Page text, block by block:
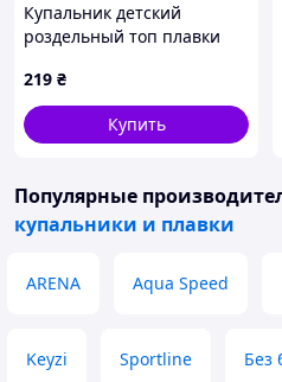
Купальник детский
роздельный топ плавки
года розовый (KD-GRros2)
219 ₴
Купить
Популярные
купальники и плавки
ARENA Aqua Speed
Keyzi Sportline Без